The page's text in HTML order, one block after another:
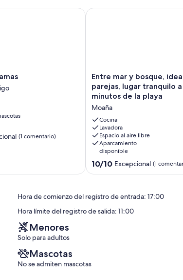
del Con, donde podrás bañarte, practicar deportes
el mar y la montaña se abrazan!
(1 comentario)
Entre
mar
y
ideal
para
parejas,
lugar
tranquilo
5
minutos
playa
Moaña
Entre mar y bosque,
parejas, lugar tranquilo
minutos de la playa
Moaña
Cocina
Lavadora
Espacio al aire libre
Aparcamiento
disponible
10.0
sobre
(1 comentario)
10/10 Excepcional (1
Entre mar y bosque, ideal
Hora de comienzo del registro de entrada: 17:00
Hora límite del registro de salida: 11:00
Menores
Solo para adultos
Mascotas
No se admiten mascotas